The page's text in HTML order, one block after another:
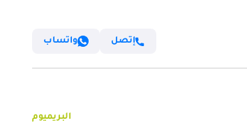
إتصل واتساب
البريميوم